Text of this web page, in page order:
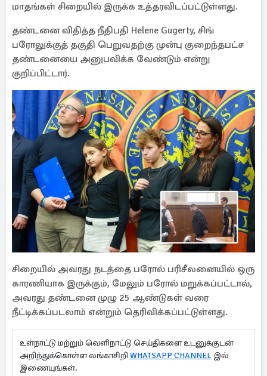
மாதங்கள் சிறையில் இருக்க உத்தரவிடப்பட்டுள்ளது.
தண்டனை விதித்த நீதிபதி Helene Gugerty, சிங்
பரோலுக்குத் தகுதி பெறுவதற்கு முன்பு குறைந்தபட்ச
தண்டனையை அனுபவிக்க வேண்டும் என்று
குறிப்பிட்டார்.
சிறையில் அவரது நடத்தை பரோல் பரிசீலனையில் ஒரு
காரணியாக இருக்கும், மேலும் பரோல் மறுக்கப்பட்டால்,
அவரது தண்டனை முழு 25 ஆண்டுகள் வரை
நீட்டிக்கப்படலாம் என்றும் தெரிவிக்கப்பட்டுள்ளது.
உள்நாட்டு மற்றும் வெளிநாட்டு செய்திகளை உடனுக்குடன்
அறிந்துக்கொள்ள லங்காசிறி WHATSAPP CHANNEL இல்
இணையுங்கள்.